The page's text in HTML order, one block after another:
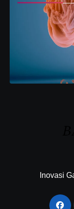
Inovasi